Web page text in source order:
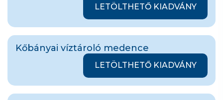
LETÖLTHETŐ KIADVÁNY
Kőbányai víztároló medence
LETÖLTHETŐ KIADVÁNY